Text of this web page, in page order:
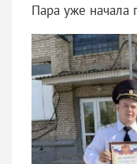
Пара уже начала